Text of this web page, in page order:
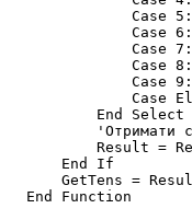
Case
Case
Case
Case
Case
Case
          End Select
'Отримати
Result =
      End If
GetTens =
  End Function